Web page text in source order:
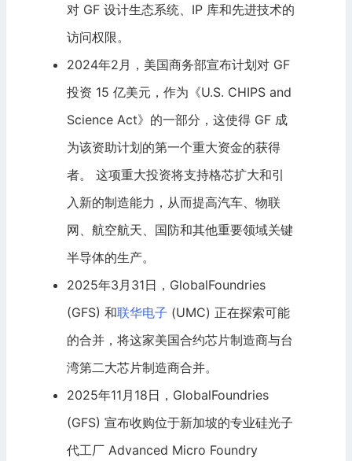
对 GF 设计生态系统、IP 库和先进技术的
访问权限。
2024年2月，美国商务部宣布计划对 GF
投资 15 亿美元，作为《U.S. CHIPS and
Science Act》的一部分，这使得 GF 成
为该资助计划的第一个重大资金的获得
者。 这项重大投资将支持格芯扩大和引
入新的制造能力，从而提高汽车、物联
网、航空航天、国防和其他重要领域关键
半导体的生产。
2025年3月31日，GlobalFoundries
(GFS) 和联华电子 (UMC) 正在探索可能
的合并，将这家美国合约芯片制造商与台
湾第二大芯片制造商合并。
2025年11月18日，GlobalFoundries
(GFS) 宣布收购位于新加坡的专业硅光子
代工厂 Advanced Micro Foundry